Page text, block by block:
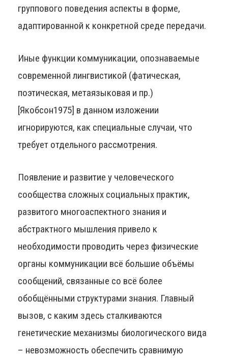
группового поведения аспекты в форме,
адаптированной к конкретной среде передачи.
Иные функции коммуникации, опознаваемые
современной лингвистикой (фатическая,
поэтическая, метаязыковая и пр.)
[Якобсон1975] в данном изложении
игнорируются, как специальные случаи, что
требует отдельного рассмотрения.
Появление и развитие у человеческого
сообщества сложных социальных практик,
развитого многоаспектного знания и
абстрактного мышления привело к
необходимости проводить через физические
органы коммуникации всё большие объёмы
сообщений, связанные со всё более
обобщёнными структурами знания. Главный
вызов, с каким здесь сталкиваются
генетические механизмы биологического вида
– невозможность обеспечить сравнимую